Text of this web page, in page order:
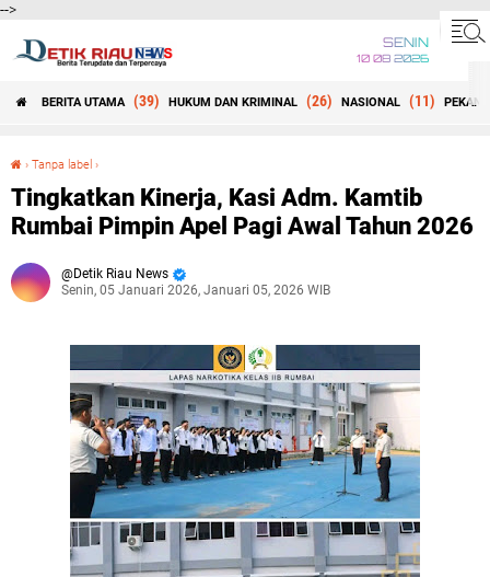
-->
SENIN
10 08 2026
BERITA UTAMA (39) HUKUM DAN KRIMINAL (26) NASIONAL (11)
› Tanpa label ›
Tingkatkan Kinerja, Kasi Adm. Kamtib
Rumbai Pimpin Apel Pagi Awal Tahun 2026
Detik Riau News
Senin, 05 Januari 2026, Januari 05, 2026 WIB